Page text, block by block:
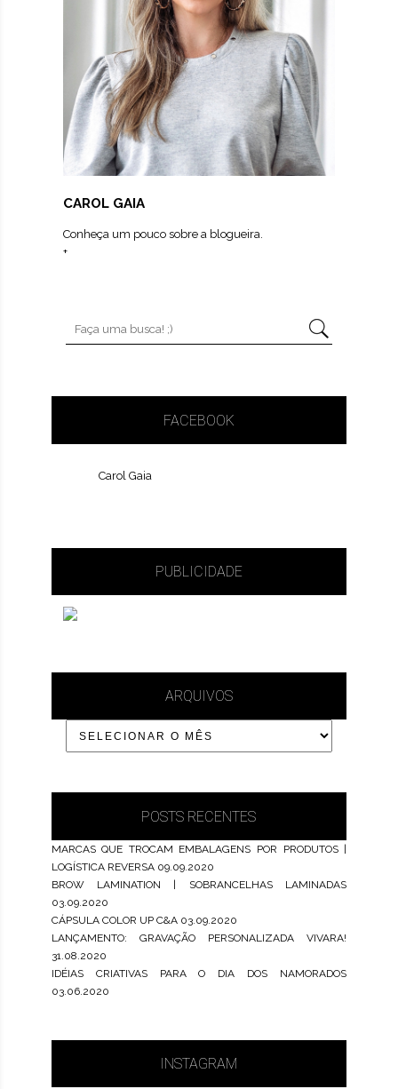
CAROL GAIA
Conheça um pouco sobre a blogueira.
+
FACEBOOK
Carol Gaia
PUBLICIDADE
ARQUIVOS
POSTS RECENTES
MARCAS QUE TROCAM EMBALAGENS POR PRODUTOS |
LOGÍSTICA REVERSA 09.09.2020
BROW LAMINATION | SOBRANCELHAS LAMINADAS
03.09.2020
CÁPSULA COLOR UP C&A 03.09.2020
LANÇAMENTO: GRAVAÇÃO PERSONALIZADA VIVARA!
31.08.2020
IDÉIAS CRIATIVAS PARA O DIA DOS NAMORADOS
03.06.2020
INSTAGRAM